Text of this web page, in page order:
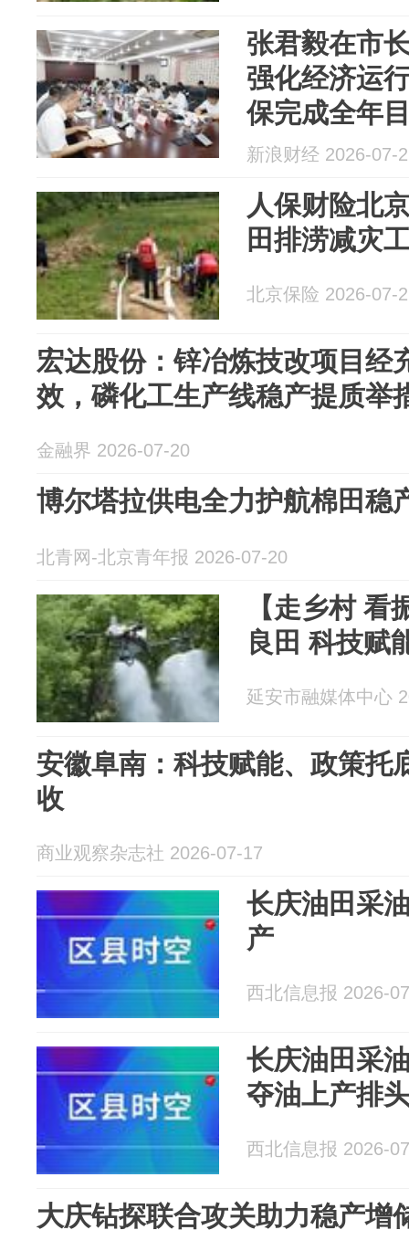
张君毅在市
强化经济运
保完成全年
新浪财经 2026-07-
人保财险北
田排涝减灾
北京保险 2026-07-
宏达股份：锌冶炼技改项目经
效，磷化工生产线稳产提质举
金融界 2026-07-20
博尔塔拉供电全力护航棉田稳
北青网-北京青年报 2026-07-20
【走乡村 看
良田 科技赋
延安市融媒体中心
安徽阜南：科技赋能、政策托
收
商业观察杂志社 2026-07-17
长庆油田采
产
西北信息报 2026-
长庆油田采
夺油上产排
西北信息报 2026-
大庆钻探联合攻关助力稳产增